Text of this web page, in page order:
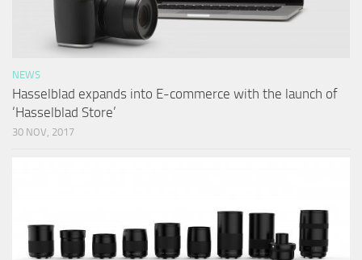
NEWS
Hasselblad expands into E-commerce with the launch of
‘Hasselblad Store’
30 NOV, 2017